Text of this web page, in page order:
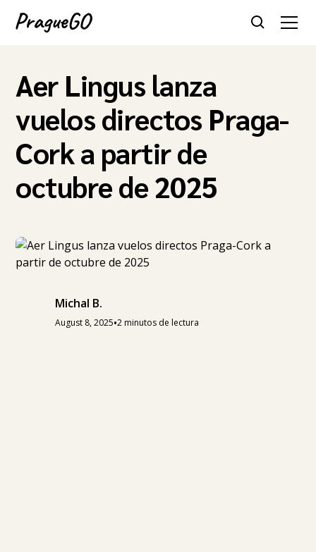
Aer Lingus lanza
vuelos directos Praga-
Cork a partir de
octubre de 2025
Michal B.
August 8, 2025•2 minutos de lectura